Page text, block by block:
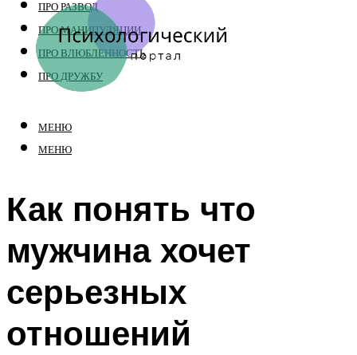
ПРО РАЗВОД
ПРО МАНИПУЛЯЦИИ
ПРО ВЛЮБЛЕННОСТЬ
ПРО ДРУЖБУ
МЕНЮ
МЕНЮ
Как понять что
мужчина хочет
серьезных
отношений